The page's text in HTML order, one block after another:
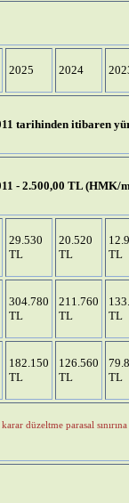
2025 2024
tarihinden itibaren
- 2.500,00 TL (HMK/
29.530
TL
20.520
TL
TL
304.780
TL
211.760
TL
TL
182.150
TL
126.560
TL
TL
düzeltme parasal